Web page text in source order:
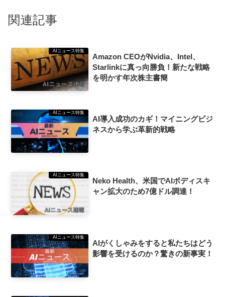
関連記事
AIニュース特集
Amazon CEOがNvidia、Intel、
Starlinkに真っ向勝負！新たな戦略
を明かす年次株主書簡
AIニュース特集
AI導入成功のカギ！マイニングビジ
ネスから学ぶ革新的戦略
AIニュース特集
Neko Health、米国でAIボディスキ
ャン拡大のため7億ドル調達！
AIニュース特集
AIがくしゃみをすると私たちはどう
影響を受けるのか？驚きの新事実！